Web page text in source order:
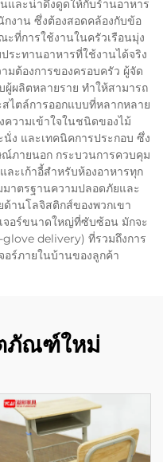
ละน่าดึงดูดให้กับร้านอาหาร
งาน ซึ่งต้องสอดคล้องกับข้อ
ที่การใช้งานในครัวเรือนมุ่ง
ระทานอาหารที่ใช้งานได้จริง
ต้องการของครอบครัว ผู้จัด
ผลิตหลายราย ทำให้สามารถ
ไตล์การออกแบบที่หลากหลาย
ความเข้าใจในชนิดของไม้
นั่ง และเทคนิคการประกอบ ซึ่ง
ภายนอก กระบวนการควบคุม
ะเก้าอี้สำหรับห้องอาหารทุก
าตรฐานความปลอดภัยและ
านโลจิสติกส์ของพวกเขา
จอร์ขนาดใหญ่ที่ซับซ้อน มักจะ
delivery) ที่รวมถึงการ
อร์ภายในบ้านของลูกค้า
ภัณฑ์ใหม่